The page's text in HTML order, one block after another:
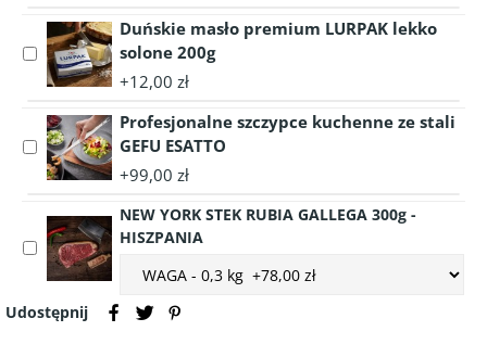
EKO
190g
Cheddar
Snowdonia
Truffle
Truflą
150g
Select
accessory
masło
premium
LURPAK
solone
200g
Duńskie masło premium LURPAK lekko
solone 200g
+12,00 zł
Select
accessory
szczypce
kuchenne
ze
stali
GEFU
Profesjonalne szczypce kuchenne ze stali
GEFU ESATTO
+99,00 zł
Select
accessory
YORK
NEW YORK STEK RUBIA GALLEGA 300g -
HISZPANIA
accessory
variant
Udostępnij